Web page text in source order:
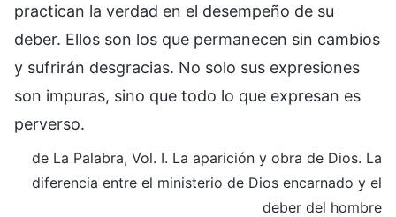
practican la verdad en el desempeño de su
deber. Ellos son los que permanecen sin cambios
y sufrirán desgracias. No solo sus expresiones
son impuras, sino que todo lo que expresan es
perverso.
de La Palabra, Vol. I. La aparición y obra de Dios. La
diferencia entre el ministerio de Dios encarnado y el
deber del hombre